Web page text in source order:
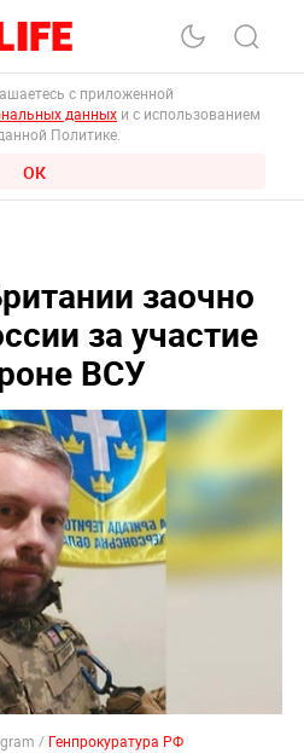
с приложенной
данных и с использованием
Политике.
ОК
заочно
за участие
ВСУ
/Генпрокуратура РФ